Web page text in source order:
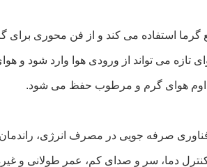
گرما استفاده می کند و از فن محوری
تازه می تواند از ورودی هوا وارد شود
مداوم هوای گرم و مرطوب حفظ می شود.
صرفه جویی در مصرف انرژی، راندمان